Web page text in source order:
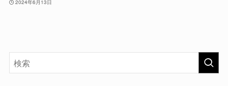
2024年6月13日